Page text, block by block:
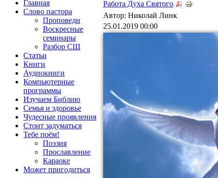
Главная
Слово пастора
Проповеди
Воскресные
семинары
Разбор СШ
Статьи
Книги
Аудиокниги
Компьютерные
программы
Изучаем Библию
Семья и здоровье
Чудесные проявления
Стоит задуматься
Тебе поём!
Поэзия
Прославление
Караоке
Может пригодиться
Работа Духа Святого
Автор: Николай Линк
25.01.2019 00:00